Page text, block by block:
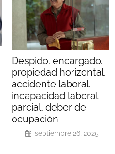
Despido. encargado.
propiedad horizontal.
accidente laboral.
incapacidad laboral
parcial. deber de
ocupación
septiembre 26, 2025